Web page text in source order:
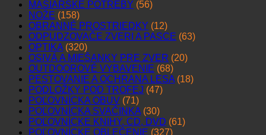
MÄSIARSKE POTREBY (56)
NOŽE (158)
OBRANNÉ PROSTRIEDKY (12)
ODPUDZOVAČE ZVERI A PASCE (63)
OPTIKA (320)
OSIVÁ A MIEŠANKY PRE ZVER (20)
OUTDOOROVÉ VYBAVENIE (68)
PESTOVANIE A OCHRANA LESA (18)
PODLOŽKY POD TROFEJ (47)
POĽOVNÍCKA OBUV (71)
POĽOVNÍCKA SVAČINKA (30)
POĽOVNÍCKE KNIHY, CD, DVD (61)
POĽOVNÍCKE OBLEČENIE (327)